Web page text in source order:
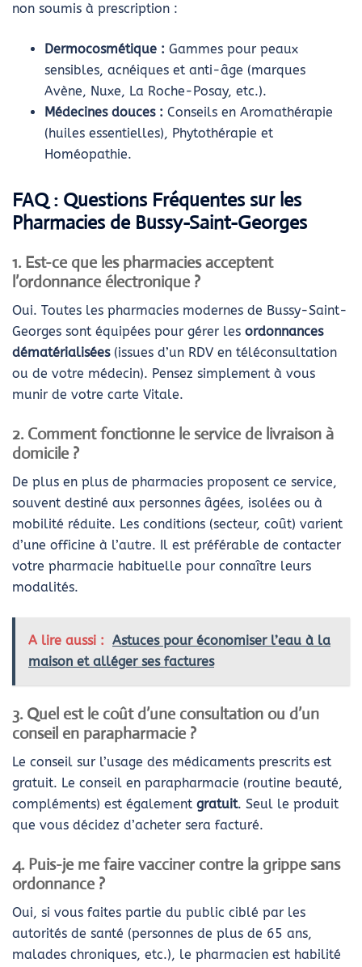
non soumis à prescription :
Dermocosmétique : Gammes pour peaux
sensibles, acnéiques et anti-âge (marques
Avène, Nuxe, La Roche-Posay, etc.).
Médecines douces : Conseils en Aromathérapie
(huiles essentielles), Phytothérapie et
Homéopathie.
FAQ : Questions Fréquentes sur les
Pharmacies de Bussy-Saint-Georges
1. Est-ce que les pharmacies acceptent
l’ordonnance électronique ?
Oui. Toutes les pharmacies modernes de Bussy-Saint-
Georges sont équipées pour gérer les ordonnances
dématérialisées(issues d’un RDV en téléconsultation
ou de votre médecin). Pensez simplement à vous
munir de votre carte Vitale.
2. Comment fonctionne le service de livraison à
domicile ?
De plus en plus de pharmacies proposent ce service,
souvent destiné aux personnes âgées, isolées ou à
mobilité réduite. Les conditions (secteur, coût) varient
d’une officine à l’autre. Il est préférable de contacter
votre pharmacie habituelle pour connaître leurs
modalités.
A lire aussi : Astuces pour économiser l’eau à la
maison et alléger ses factures
3. Quel est le coût d’une consultation ou d’un
conseil en parapharmacie ?
Le conseil sur l’usage des médicaments prescrits est
gratuit. Le conseil en parapharmacie (routine beauté,
compléments) est également gratuit. Seul le produit
que vous décidez d’acheter sera facturé.
4. Puis-je me faire vacciner contre la grippe sans
ordonnance ?
Oui, si vous faites partie du public ciblé par les
autorités de santé (personnes de plus de 65 ans,
malades chroniques, etc.), le pharmacien est habilité